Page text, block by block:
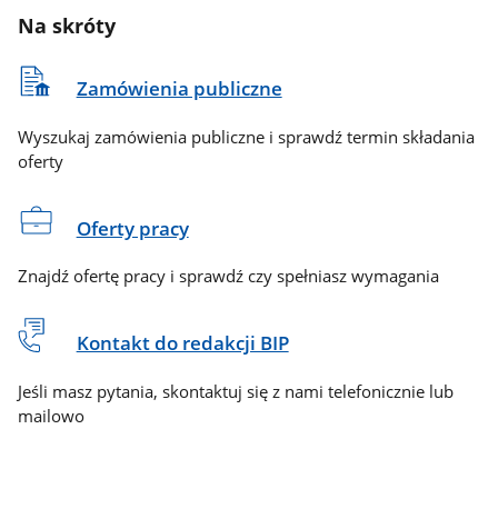
Na skróty
Zamówienia publiczne
Wyszukaj zamówienia publiczne i sprawdź termin składania
oferty
Oferty pracy
Znajdź ofertę pracy i sprawdź czy spełniasz wymagania
Kontakt do redakcji BIP
Jeśli masz pytania, skontaktuj się z nami telefonicznie lub
mailowo